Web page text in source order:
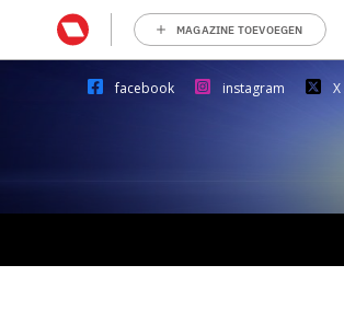
MAGAZINE TOEVOEGEN
facebook instagram X